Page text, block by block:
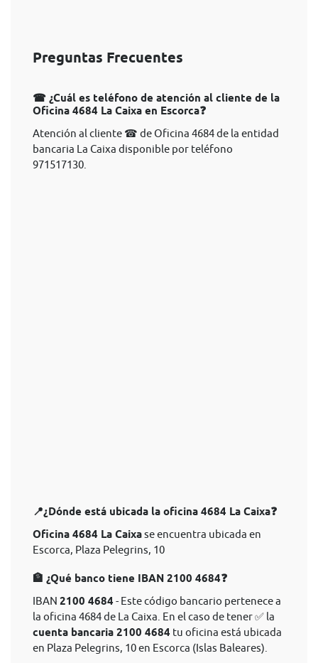
Preguntas Frecuentes
☎ ¿Cuál es teléfono de atención al cliente de la
Oficina 4684 La Caixa en Escorca❓
Atención al cliente ☎ de Oficina 4684 de la entidad
bancaria La Caixa disponible por teléfono
971517130.
📍¿Dónde está ubicada la oficina 4684 La Caixa❓
Oficina 4684 La Caixase encuentra ubicada en
Escorca, Plaza Pelegrins, 10
🏦 ¿Qué banco tiene IBAN 2100 4684❓
IBAN 2100 4684 - Este código bancario pertenece a
la oficina 4684 de La Caixa. En el caso de tener ✅ la
cuenta bancaria 2100 4684 tu oficina está ubicada
en Plaza Pelegrins, 10 en Escorca (Islas Baleares).